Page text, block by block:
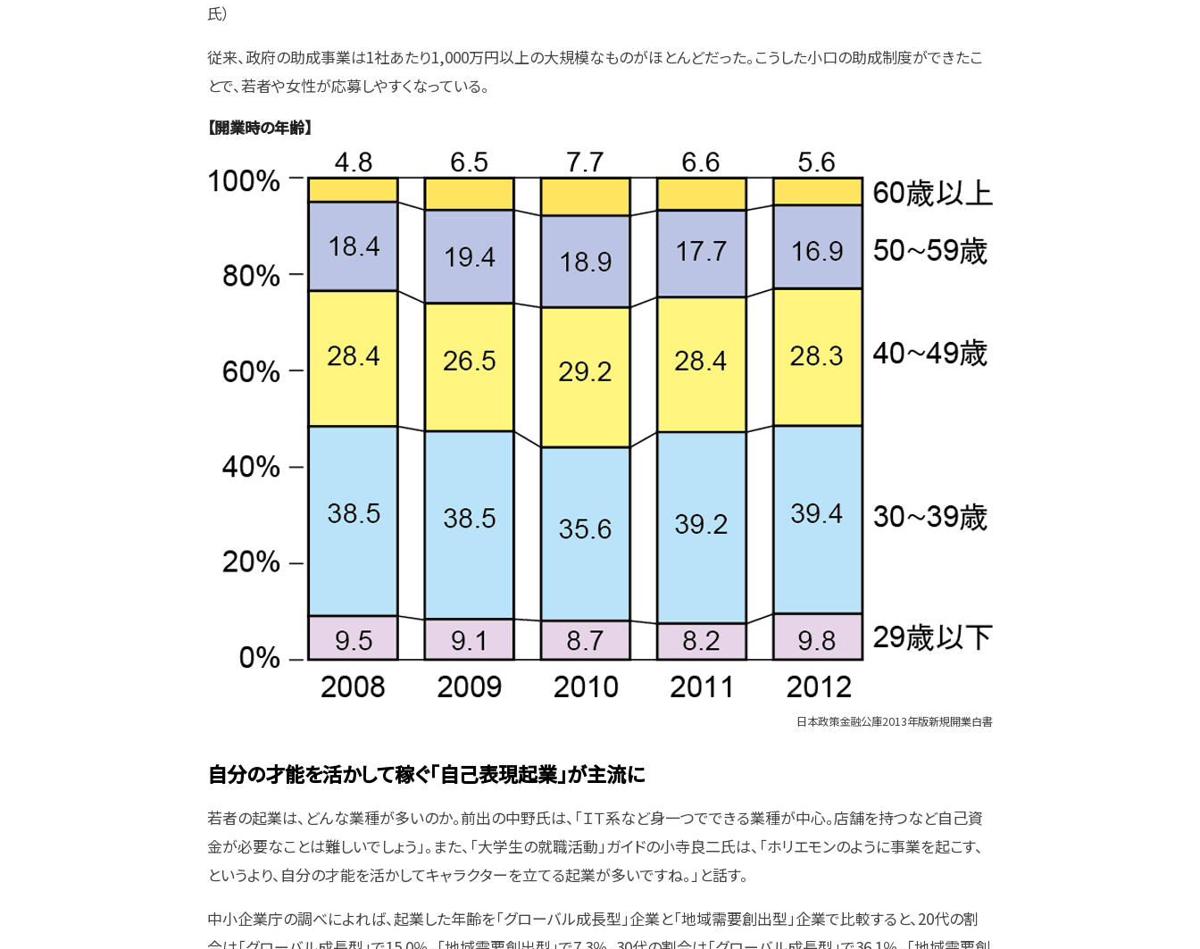
氏）
従来、政府の助成事業は1社あたり1,000万円以上の大規模なものがほとんどだった。こうした小口の助成制度ができたこ
とで、若者や女性が応募しやすくなっている。
【開業時の年齢】
日本政策金融公庫2013年版新規開業白書
自分の才能を活かして稼ぐ「自己表現起業」が主流に
若者の起業は、どんな業種が多いのか。前出の中野氏は、「ＩＴ系など身一つでできる業種が中心。店舗を持つなど自己資
金が必要なことは難しいでしょう」。また、「大学生の就職活動」ガイドの小寺良二氏は、「ホリエモンのように事業を起こす、
というより、自分の才能を活かしてキャラクターを立てる起業が多いですね。」と話す。
中小企業庁の調べによれば、起業した年齢を「グローバル成長型」企業と「地域需要創出型」企業で比較すると、20代の割